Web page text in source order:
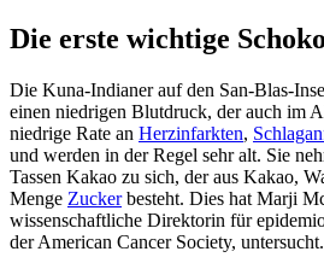
Die erste wichtige
Die Kuna-Indianer auf den San-Blas-
einen niedrigen Blutdruck, der auch im
niedrige Rate an Herzinfarkten,
und werden in der Regel sehr alt. Sie
Tassen Kakao zu sich, der aus Kakao,
Menge Zuckerbesteht. Dies hat Marji
wissenschaftliche Direktorin für
der American Cancer Society, untersucht.